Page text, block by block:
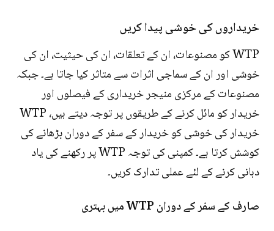
خریداروں کی خوشی پیدا کریں
WTP کو مصنوعات، ان کے تعلقات، ان کی حیثیت، ان کی
خوشی اور ان کے سماجی اثرات سے متاثر کیا جاتا ہے۔ جبکہ
مصنوعات کے مرکزی منیجر خریداری کے فیصلوں اور
خریدار کو مائل کرنے کے طریقوں پر توجہ دیتے ہیں، WTP
خریدار کی خوشی کو خریدار کے سفر کے دوران بڑھانے کی
کوشش کرتا ہے۔ کمپنی کی توجہ WTP پر رکھنے کی یاد
دہانی کرنے کے لئے عملی تدارک کریں۔
صارف کے سفر کے دوران WTP میں بہتری